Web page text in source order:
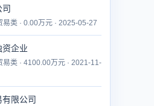
类 · 0.00万元 · 2025-05-27
资企业
类 · 4100.00万元 · 2021-11-
限公司